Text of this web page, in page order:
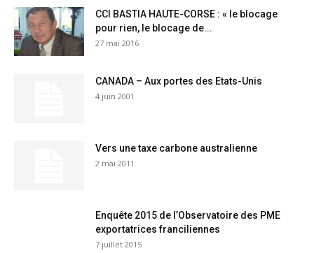
CCI BASTIA HAUTE-CORSE : « le blocage
pour rien, le blocage de...
27 mai 2016
CANADA – Aux portes des Etats-Unis
4 juin 2001
Vers une taxe carbone australienne
2 mai 2011
Enquête 2015 de l’Observatoire des PME
exportatrices franciliennes
7 juillet 2015